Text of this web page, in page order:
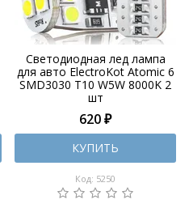
Светодиодная лед лампа
для авто ElectroKot Atomic 6
SMD3030 T10 W5W 8000K 2
шт
620 ₽
КУПИТЬ
Код: 5250